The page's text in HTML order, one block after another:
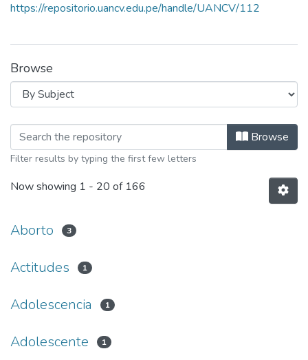
https://repositorio.uancv.edu.pe/handle/UANCV/112
Browse
Browsing Alto Riesgo y Browse
Filter results by typing the first few letters
Now showing 1 - 20 of 166
Aborto 3
Actitudes 1
Adolescencia 1
Adolescente 1